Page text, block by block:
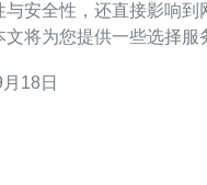
与安全性，还直接影响到
文将为您提供一些选择服
18日